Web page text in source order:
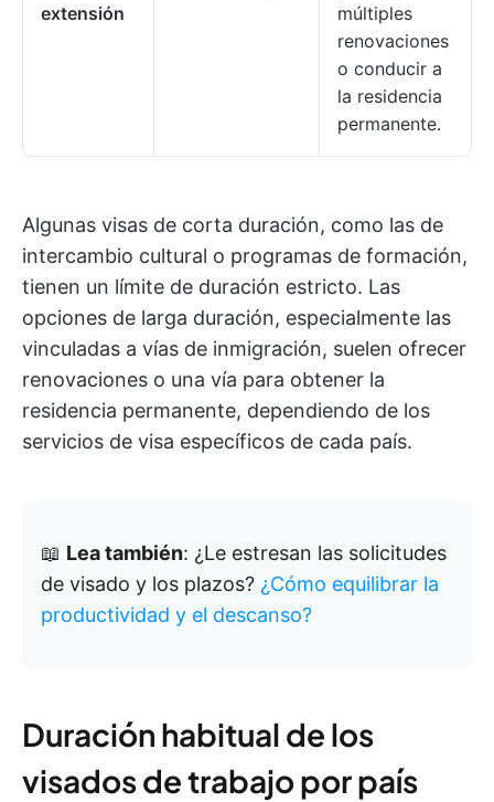
extensión
múltiples
renovaciones
o conducir a
la residencia
permanente.
Algunas visas de corta duración, como las de
intercambio cultural o programas de formación,
tienen un límite de duración estricto. Las
opciones de larga duración, especialmente las
vinculadas a vías de inmigración, suelen ofrecer
renovaciones o una vía para obtener la
residencia permanente, dependiendo de los
servicios de visa específicos de cada país.
📖 Lea también: ¿Le estresan las solicitudes
de visado y los plazos? ¿Cómo equilibrar la
productividad y el descanso?
Duración habitual de los
visados de trabajo por país